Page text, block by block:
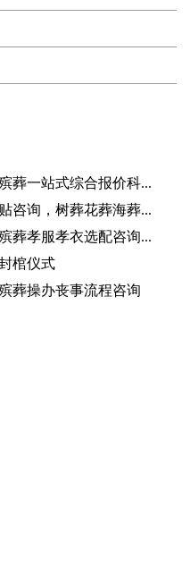
葬一站式综合报价科...
咨询，树葬花葬海葬...
葬孝服孝衣选配咨询...
棺仪式
葬操办丧事流程咨询